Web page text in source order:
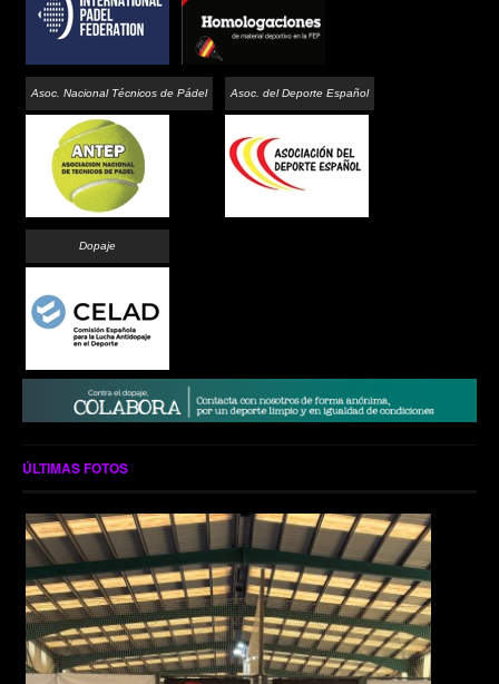
Asoc. Nacional Técnicos de Pádel Asoc. del Deporte Español
Dopaje
ÚLTIMAS FOTOS